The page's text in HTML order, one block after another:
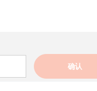
确认